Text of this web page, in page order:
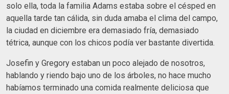
solo ella, toda la familia Adams estaba sobre el césped en
aquella tarde tan cálida, sin duda amaba el clima del campo,
la ciudad en diciembre era demasiado fría, demasiado
tétrica, aunque con los chicos podía ver bastante divertida.
Josefin y Gregory estaban un poco alejado de nosotros,
hablando y riendo bajo uno de los árboles, no hace mucho
habíamos terminado una comida realmente deliciosa que